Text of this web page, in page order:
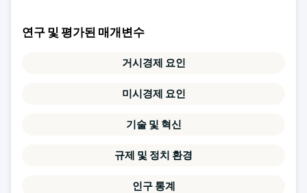
연구 및 평가된 매개변수
거시경제 요인
미시경제 요인
기술 및 혁신
규제 및 정치 환경
인구 통계